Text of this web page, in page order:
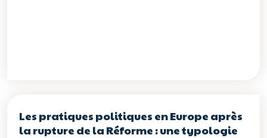
Les pratiques politiques en Europe après
la rupture de la Réforme : une typologie